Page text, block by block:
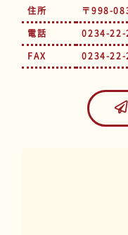
住所
〒998-
電話
0234-22-
FAX
0234-22-